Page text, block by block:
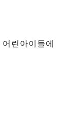
린아이들에